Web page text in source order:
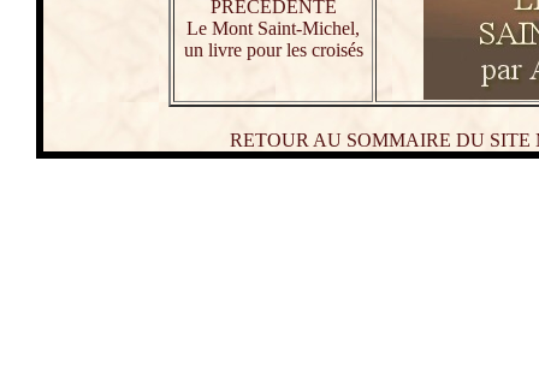
PRECEDENTE
Le Mont Saint-Michel,
un livre pour les croisés
RETOUR AU SOMMAIRE DU